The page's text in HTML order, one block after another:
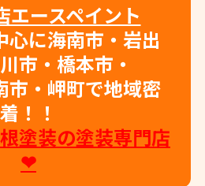
エースペイント
心に海南市・岩出
市・橋本市・
市・岬町で地域密
着！！
塗装の塗装専門店
❤